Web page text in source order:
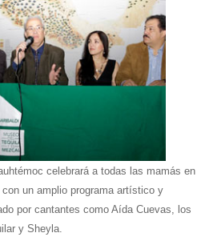
celebrará a todas las mamás en
con un amplio programa artístico y
por cantantes como Aída Cuevas, los
y Sheyla.